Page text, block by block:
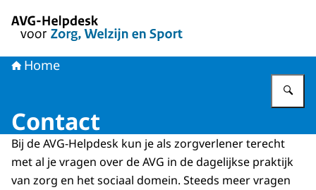
Home
Contact
Bij de AVG-Helpdesk kun je als zorgverlener terecht
met al je vragen over de AVG in de dagelijkse praktijk
van zorg en het sociaal domein. Steeds meer vragen